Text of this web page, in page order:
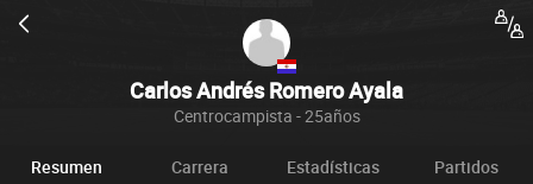
Carlos Andrés Romero Ayala
Centrocampista - 25años
Resumen Carrera Estadísticas Partidos